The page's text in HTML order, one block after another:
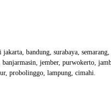
bandung, surabaya,
banjarmasin, jember, purwokerto,
probolinggo, lampung, cimahi.